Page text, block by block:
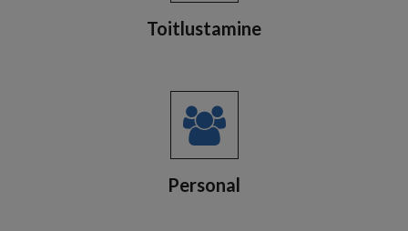
Toitlustamine
Personal